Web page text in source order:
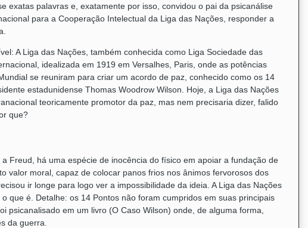
exatas palavras e, exatamente por isso, convidou o pai da psicanálise
para a Cooperação Intelectual da Liga das Nações, responder a
A Liga das Nações, também conhecida como Liga Sociedade das
idealizada em 1919 em Versalhes, Paris, onde as potências
se reuniram para criar um acordo de paz, conhecido como os 14
estadunidense Thomas Woodrow Wilson. Hoje, a Liga das Nações
teoricamente promotor da paz, mas nem precisaria dizer, falido
que?
Freud, há uma espécie de inocência do físico em apoiar a fundação de
valor moral, capaz de colocar panos frios nos ânimos fervorosos dos
ir longe para logo ver a impossibilidade da ideia. A Liga das Nações
que é. Detalhe: os 14 Pontos não foram cumpridos em suas principais
psicanalisado em um livro (O Caso Wilson) onde, de alguma forma,
da guerra.